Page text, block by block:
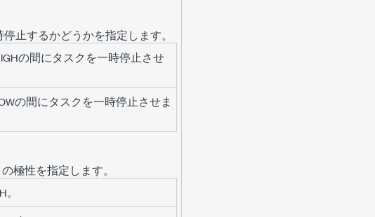
止するかどうかを指定します。
の間にタスクを一時停止させ
の間にタスクを一時停止させま
極性を指定します。